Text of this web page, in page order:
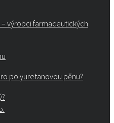
– výrobci farmaceutických
polyuretanovou pěnu?